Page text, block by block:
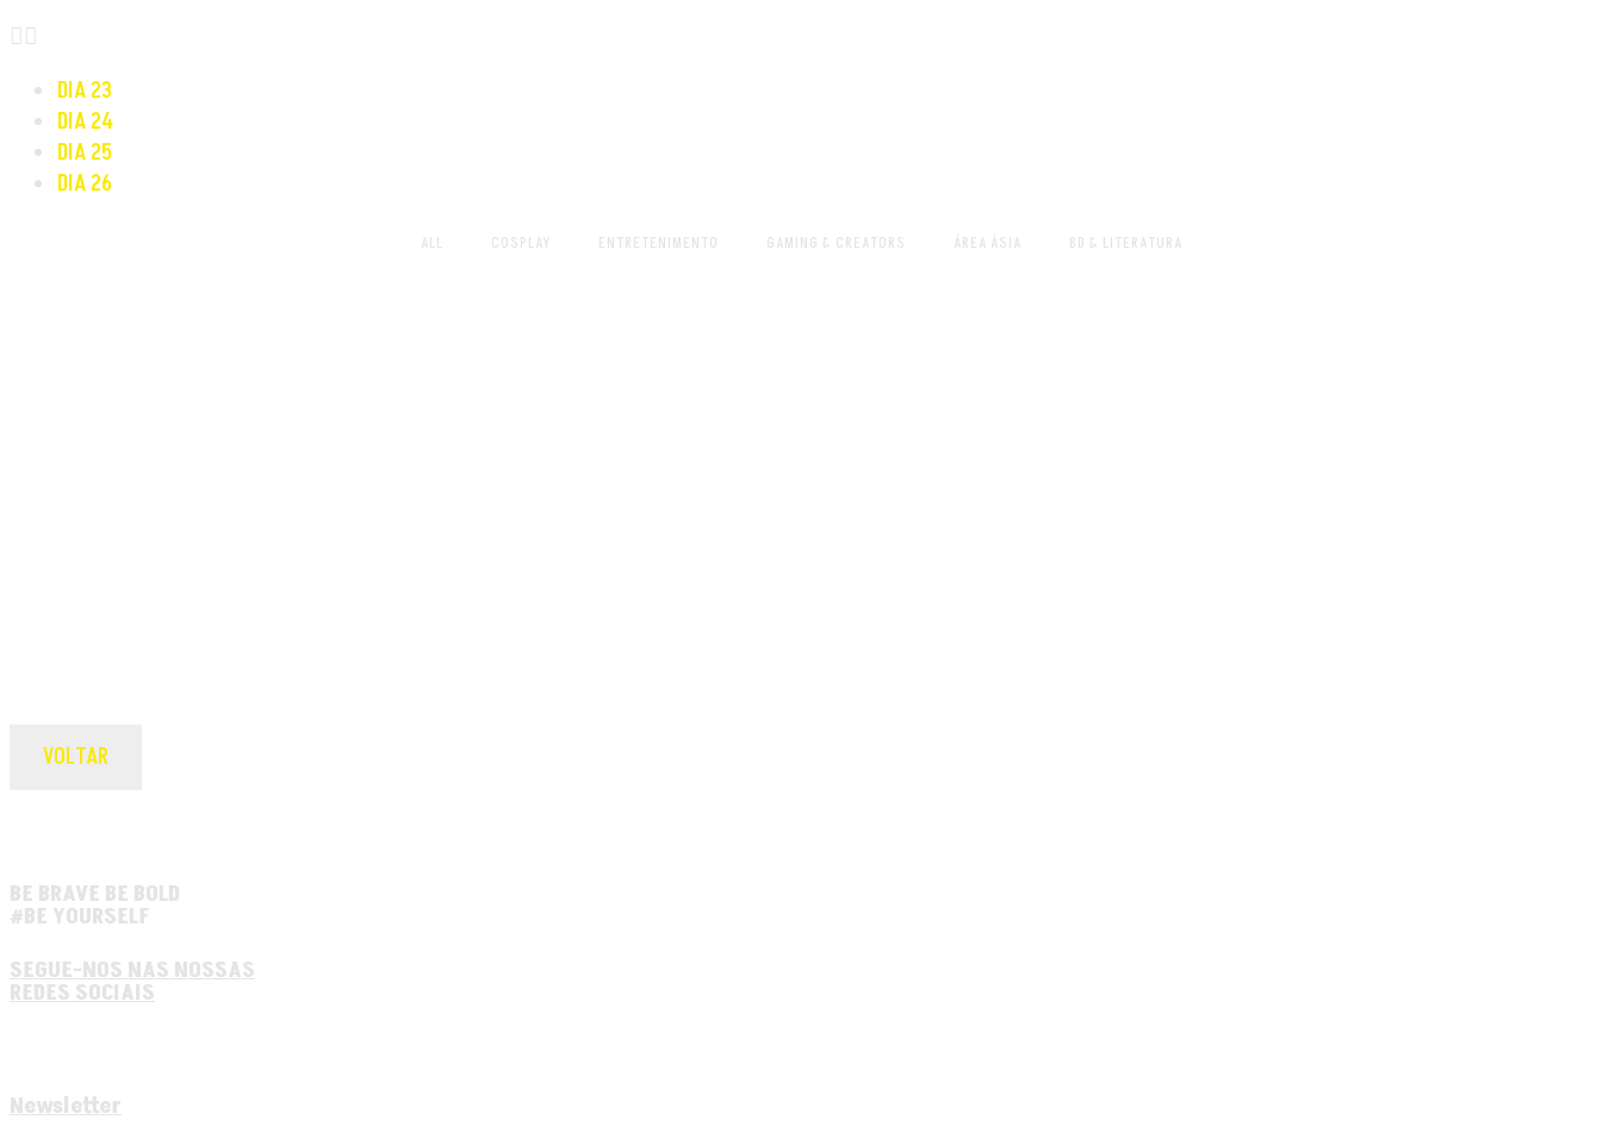
DIA 23
DIA 24
DIA 25
DIA 26
ALL COSPLAY ENTRETENIMENTO GAMING & CREATORS ÁREA ÁSIA BD & LITERATURA
VOLTAR
BE BRAVE BE BOLD
#BE YOURSELF
SEGUE-NOS NAS NOSSAS
REDES SOCIAIS
Newsletter